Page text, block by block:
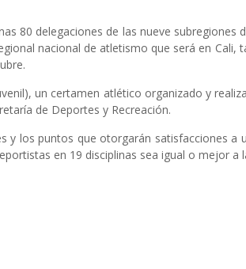
80 delegaciones de las nueve
nacional de atletismo que será en Cali,
un certamen atlético organizado y
de Deportes y Recreación.
y los puntos que otorgarán satisfacciones
en 19 disciplinas sea igual o mejor a